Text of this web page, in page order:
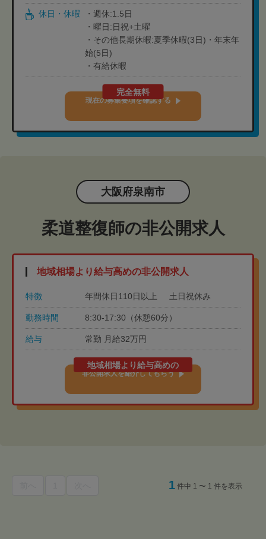
休日・休暇
・週休:1.5日
・曜日:日祝+土曜
・その他長期休暇:夏季休暇(3日)・年末年
始(5日)
・有給休暇
完全無料
現在の募集要項を確認する
大阪府泉南市
柔道整復師の非公開求人
地域相場より給与高めの非公開求人
特徴 年間休日110日以上 土日祝休み
勤務時間 8:30-17:30（休憩60分）
給与 常勤 月給32万円
地域相場より給与高めの
非公開求人を紹介してもらう
1 件中 1 〜 1 件を表示